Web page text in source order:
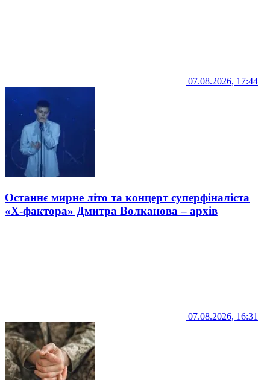
07.08.2026, 17:44
Останнє мирне літо та концерт суперфіналіста
«Х-фактора» Дмитра Волканова – архів
07.08.2026, 16:31